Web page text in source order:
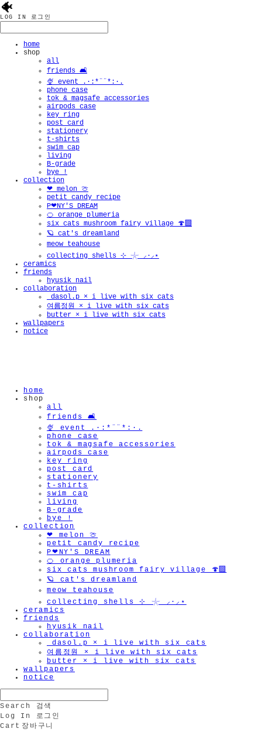
🐠
LOG IN 로그인
home
shop
all
friends 🛋️
🍨 event .·:*¨¨*:·.
phone case
tok & magsafe accessories
airpods case
key ring
post card
stationery
t-shirts
swim cap
living
B-grade
bye !
collection
❤︎ melon 🍈
petit candy recipe
P❤︎NY'S DREAM
🍊 orange plumeria
six cats mushroom fairy village 🍄‍🟫
🪐 cat's dreamland
meow teahouse
collecting shells ⊹ 𓇼 ⸝·⸝⋆
ceramics
friends
hyusik_nail
collaboration
_dasol.p × i live with six cats
여름정원 × i live with six cats
butter × i live with six cats
wallpapers
notice
home
shop
all
friends 🛋️
🍨 event .·:*¨¨*:·.
phone case
tok & magsafe accessories
airpods case
key ring
post card
stationery
t-shirts
swim cap
living
B-grade
bye !
collection
❤︎ melon 🍈
petit candy recipe
P❤︎NY'S DREAM
🍊 orange plumeria
six cats mushroom fairy village 🍄‍🟫
🪐 cat's dreamland
meow teahouse
collecting shells ⊹ 𓇼 ⸝·⸝⋆
ceramics
friends
hyusik_nail
collaboration
_dasol.p × i live with six cats
여름정원 × i live with six cats
butter × i live with six cats
wallpapers
notice
Search
검색
Log In
로그인
Cart 장바구니